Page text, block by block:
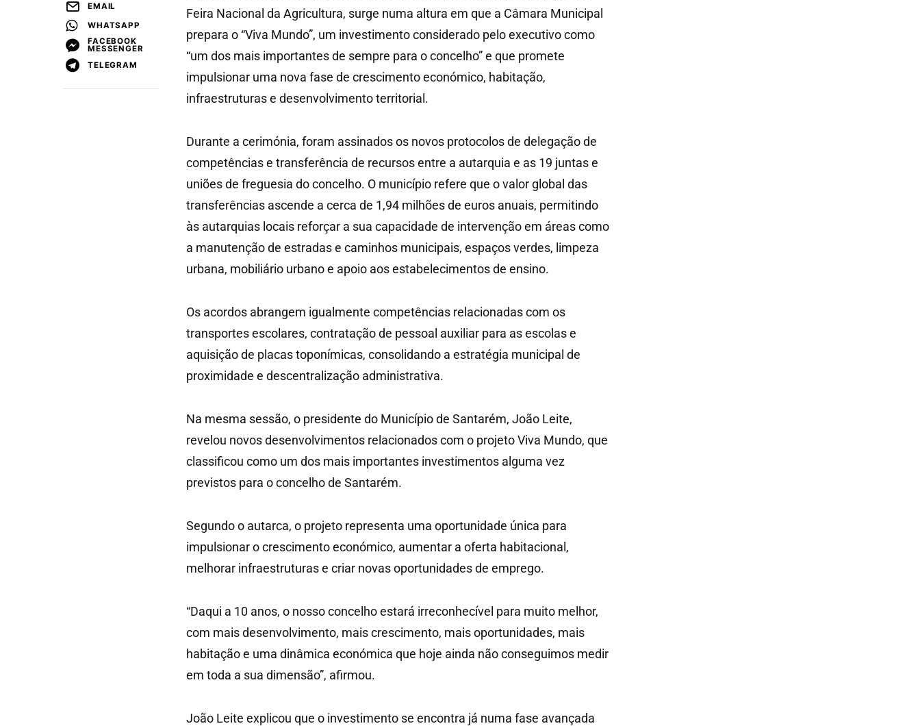
EMAIL
WHATSAPP
FACEBOOK
MESSENGER
TELEGRAM
Feira Nacional da Agricultura, surge numa altura em que a Câmara Municipal
prepara o “Viva Mundo”, um investimento considerado pelo executivo como
“um dos mais importantes de sempre para o concelho” e que promete
impulsionar uma nova fase de crescimento económico, habitação,
infraestruturas e desenvolvimento territorial.
Durante a cerimónia, foram assinados os novos protocolos de delegação de
competências e transferência de recursos entre a autarquia e as 19 juntas e
uniões de freguesia do concelho. O município refere que o valor global das
transferências ascende a cerca de 1,94 milhões de euros anuais, permitindo
às autarquias locais reforçar a sua capacidade de intervenção em áreas como
a manutenção de estradas e caminhos municipais, espaços verdes, limpeza
urbana, mobiliário urbano e apoio aos estabelecimentos de ensino.
Os acordos abrangem igualmente competências relacionadas com os
transportes escolares, contratação de pessoal auxiliar para as escolas e
aquisição de placas toponímicas, consolidando a estratégia municipal de
proximidade e descentralização administrativa.
Na mesma sessão, o presidente do Município de Santarém, João Leite,
revelou novos desenvolvimentos relacionados com o projeto Viva Mundo, que
classificou como um dos mais importantes investimentos alguma vez
previstos para o concelho de Santarém.
Segundo o autarca, o projeto representa uma oportunidade única para
impulsionar o crescimento económico, aumentar a oferta habitacional,
melhorar infraestruturas e criar novas oportunidades de emprego.
“Daqui a 10 anos, o nosso concelho estará irreconhecível para muito melhor,
com mais desenvolvimento, mais crescimento, mais oportunidades, mais
habitação e uma dinâmica económica que hoje ainda não conseguimos medir
em toda a sua dimensão”, afirmou.
João Leite explicou que o investimento se encontra já numa fase avançada